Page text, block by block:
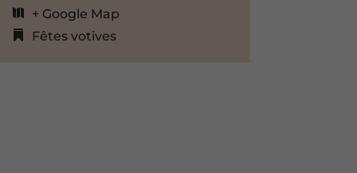
+ Google Map
Fêtes votives